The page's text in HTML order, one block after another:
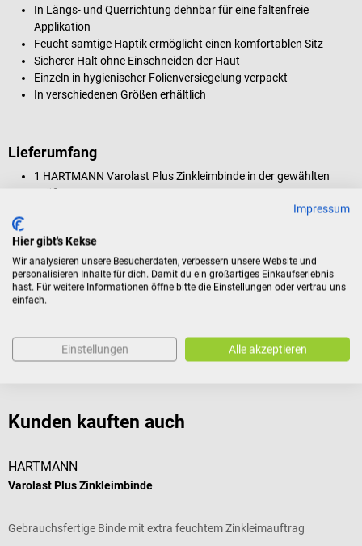
In Längs- und Querrichtung dehnbar für eine faltenfreie
Applikation
Feucht samtige Haptik ermöglicht einen komfortablen Sitz
Sicherer Halt ohne Einschneiden der Haut
Einzeln in hygienischer Folienversiegelung verpackt
In verschiedenen Größen erhältlich
Lieferumfang
1 HARTMANN Varolast Plus Zinkleimbinde in der gewählten
Größe
Produktidentifikation
Dokumente
Bewertungen
Kunden kauften auch
HARTMANN
Varolast Plus Zinkleimbinde
Gebrauchsfertige Binde mit extra feuchtem Zinkleimauftrag
Impressum
Hier gibt's Kekse
Wir analysieren unsere Besucherdaten, verbessern unsere Website und
personalisieren Inhalte für dich. Damit du ein großartiges Einkaufserlebnis
hast. Für weitere Informationen öffne bitte die Einstellungen oder vertrau uns
einfach.
Einstellungen Alle akzeptieren